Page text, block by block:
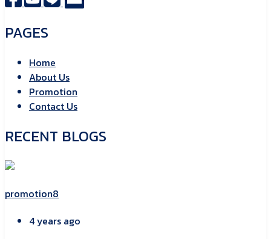
PAGES
Home
About Us
Promotion
Contact Us
RECENT BLOGS
promotion8
4 years ago